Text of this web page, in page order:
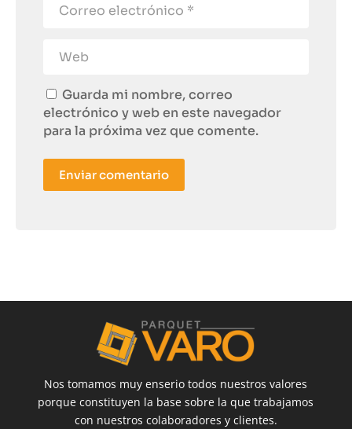
Guarda mi nombre, correo
electrónico y web en este navegador
para la próxima vez que comente.
Enviar comentario
Nos tomamos muy enserio todos nuestros valores
porque constituyen la base sobre la que trabajamos
con nuestros colaboradores y clientes.